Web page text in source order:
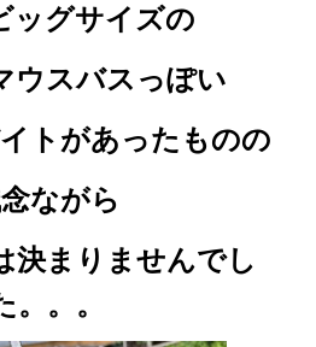
ッグサイズの
ウスバスっぽい
トがあったものの
ながら
決まりませんでし
。。。